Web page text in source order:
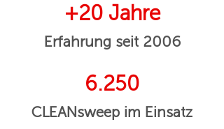
+20 Jahre
Erfahrung seit 2006
6.250
CLEANsweep im Einsatz